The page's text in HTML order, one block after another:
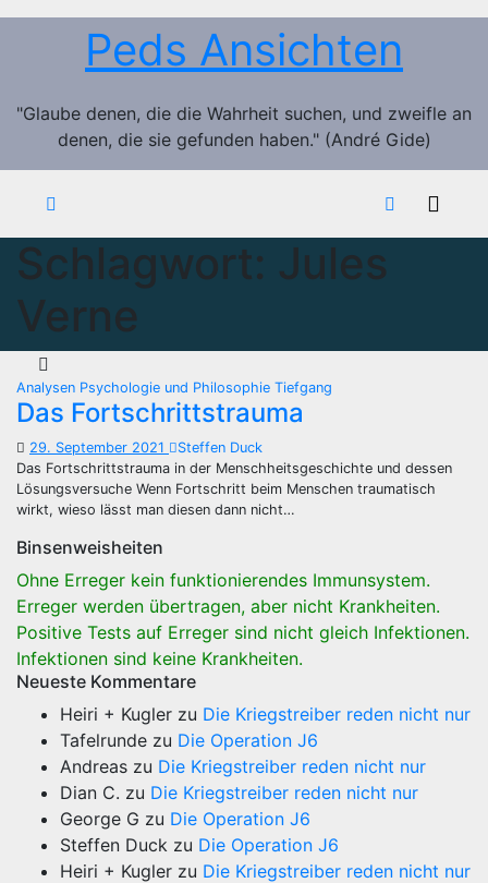
Zum
Peds Ansichten
"Glaube denen, die die Wahrheit suchen, und zweifle an
denen, die sie gefunden haben." (André Gide)
Schlagwort: Jules
Verne
Analysen Psychologie und Philosophie Tiefgang
Das Fortschrittstrauma
29. September 2021
Steffen Duck
Das Fortschrittstrauma in der Menschheitsgeschichte und dessen
Lösungsversuche Wenn Fortschritt beim Menschen traumatisch
wirkt, wieso lässt man diesen dann nicht…
Binsenweisheiten
Ohne Erreger kein funktionierendes Immunsystem.
Erreger werden übertragen, aber nicht Krankheiten.
Positive Tests auf Erreger sind nicht gleich Infektionen.
Infektionen sind keine Krankheiten.
Neueste Kommentare
Heiri + Kugler zu Die Kriegstreiber reden nicht nur
Tafelrunde zu Die Operation J6
Andreas zu Die Kriegstreiber reden nicht nur
Dian C. zu Die Kriegstreiber reden nicht nur
George G zu Die Operation J6
Steffen Duck zu Die Operation J6
Heiri + Kugler zu Die Kriegstreiber reden nicht nur